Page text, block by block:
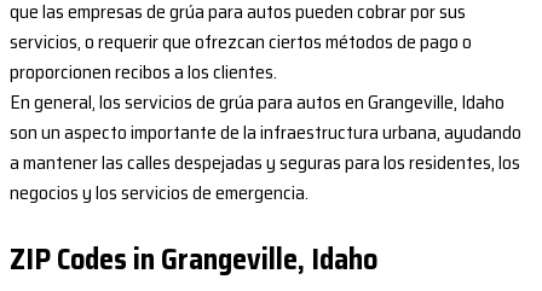
que las empresas de grúa para autos pueden cobrar por sus
servicios, o requerir que ofrezcan ciertos métodos de pago o
proporcionen recibos a los clientes.
En general, los servicios de grúa para autos en Grangeville, Idaho
son un aspecto importante de la infraestructura urbana, ayudando
a mantener las calles despejadas y seguras para los residentes, los
negocios y los servicios de emergencia.
ZIP Codes in Grangeville, Idaho